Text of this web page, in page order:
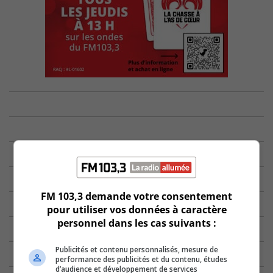
FM 103,3 demande votre consentement
pour utiliser vos données à caractère
personnel dans les cas suivants :
Publicités et contenu personnalisés, mesure de
performance des publicités et du contenu, études
d’audience et développement de services